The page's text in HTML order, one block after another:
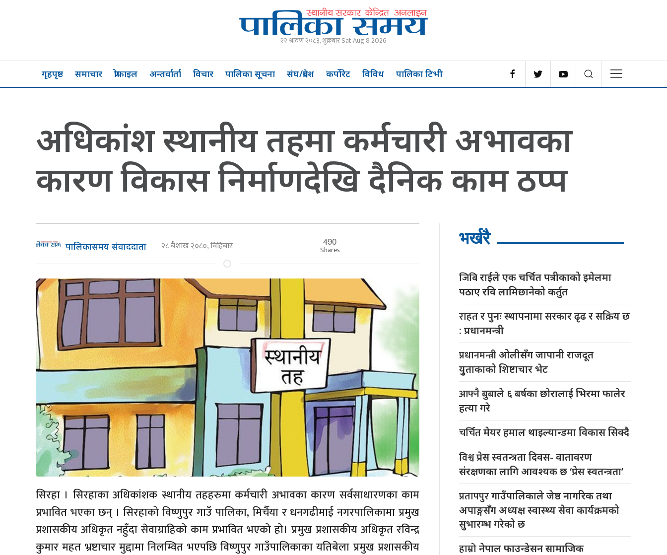
२२ श्रावण २०८३, शुक्रबार Sat Aug 8 2026
गृहपृष्ठ समाचार प्रोफाइल अन्तर्वार्ता विचार पालिका सूचना संघ/प्रदेश कर्पोरेट विविध पालिका टिभी
अधिकांश स्थानीय तहमा कर्मचारी अभावका
कारण विकास निर्माणदेखि दैनिक काम ठप्प
पालिकासमय संवाददाता २८ बैशाख २०८०, बिहिबार 490
Shares
सिरहा । सिरहाका अधिकांशक स्थानीय तहहरुमा कर्मचारी अभावका कारण सर्वसाधारणका काम
प्रभावित भएका छन् । सिरहाको विष्णुपुर गाउँ पालिका, मिर्चैया र धनगढीमाई नगरपालिकामा प्रमुख
प्रशासकीय अधिकृत नहुँदा सेवाग्राहिको काम प्रभावित भएको हो। प्रमुख प्रशासकीय अधिकृत रविन्द्र
कुमार महत भ्रष्टाचार मुद्दामा निलम्वित भएपछि विष्णुपुर गाउँपालिकाका यतिबेला प्रमुख प्रशासकीय
भर्खरै
जिबिराईले एक चर्चित पत्रीकाको इमेलमा
पठाए रवि लामिछानेको कर्तुत
राहतर पुनः स्थापनामा सरकार ढृढ र सक्रिय छ
: प्रधानमन्त्री
प्रधानमन्त्रीओलीसँग जापानी राजदूत
युुताकाको शिष्टाचार भेट
आफ्नैबुबाले ६ बर्षका छोरालाई भिरमा फालेर
हत्या गरे
चर्चितमेयर हमाल थाइल्यान्डमा विकास सिक्दै
विश्वप्रेस स्वतन्त्रता दिवस- वातावरण
संरक्षणका लागि आवश्यक छ ‘प्रेस स्वतन्त्रता’
प्रतापपुरगाउँपालिकाले जेष्ठ नागरिक तथा
अपाङ्गसँग अध्यक्ष स्वास्थ्य सेवा कार्यक्रमको
सुभारम्भ गरेको छ
हाम्रोनेपाल फाउन्डेसन सामाजिक